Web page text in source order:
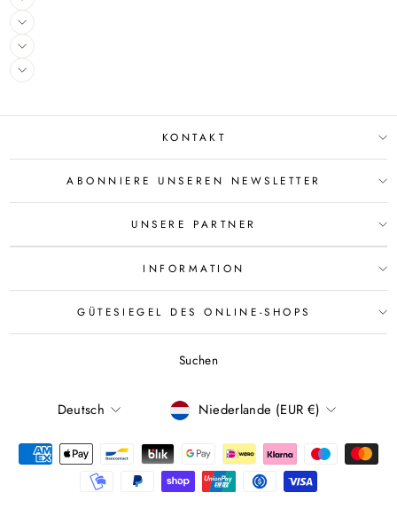
KONTAKT
ABONNIERE UNSEREN NEWSLETTER
UNSERE PARTNER
INFORMATION
GÜTESIEGEL DES ONLINE-SHOPS
Suchen
SPRACHE
Deutsch WÄHRUNG
Niederlande (EUR €)